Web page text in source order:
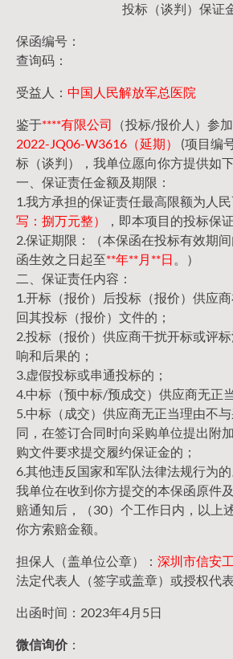
投标（谈判）保证
保函编号：
查询码：
受益人： 中国人民解放军总医院
鉴于****有限公司 （投标/报价人）参
2022-JQ06-W3616（延期）
(项目编
标（谈判），我单位愿向你方提供如
一、保证责任金额及期限：
1.我方承担的保证责任最高限额为人
写：捌万元整）
，即本项目的投标保
2.保证期限：（本保函在投标有效期
函生效之日起至**年**月**日 。）
二、保证责任内容：
1.开标（报价）后投标（报价）供应
回其投标（报价）文件的；
2.投标（报价）供应商干扰开标或评
响和后果的；
3.虚假投标或串通投标的；
4.中标（预中标/预成交）供应商无正
5.中标（成交）供应商无正当理由不
同，在签订合同时向采购单位提出附
购文件要求提交履约保证金的；
6.其他违反国家和军队法律法规行为的
我单位在收到你方提交的本保函原件
赔通知后，（30）个工作日内，以上
你方索赔金额。
担保人（盖单位公章）： 深圳市信安
法定代表人（签字或盖章）或授权代
出函时间：2023年4月5日
微信询价：